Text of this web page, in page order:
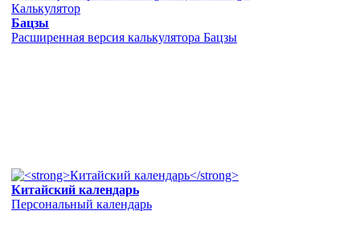
Калькулятор
Бацзы
Расширенная версия калькулятора Бацзы
Китайский календарь
Персональный календарь